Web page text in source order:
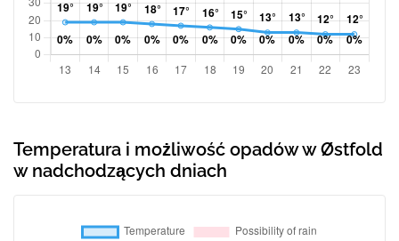
Temperatura i możliwość opadów w Østfold
w nadchodzących dniach